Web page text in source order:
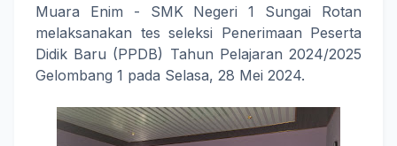
Muara Enim - SMK Negeri 1 Sungai Rotan
melaksanakan tes seleksi Penerimaan Peserta
Didik Baru (PPDB) Tahun Pelajaran 2024/2025
Gelombang 1 pada Selasa, 28 Mei 2024.